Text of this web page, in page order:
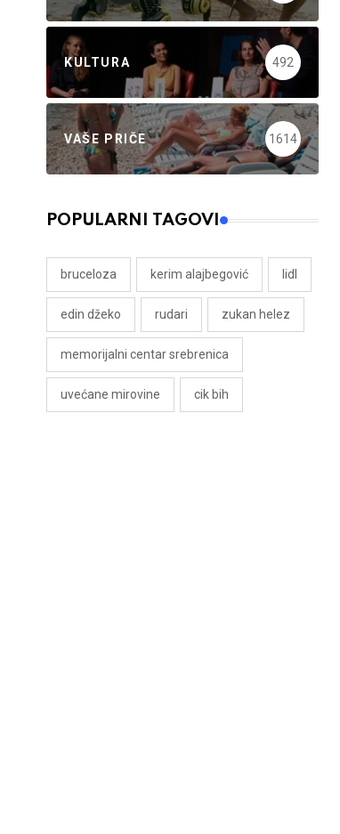
KULTURA 492
VAŠE PRIČE 1614
POPULARNI TAGOVI
bruceloza kerim alajbegović lidl
edin džeko rudari zukan helez
memorijalni centar srebrenica
uvećane mirovine cik bih